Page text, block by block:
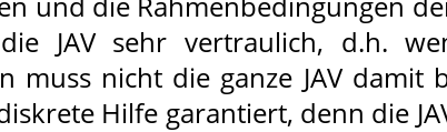
JAV sehr vertraulich, d.h.
nicht die ganze JAV damit
Hilfe garantiert, denn die